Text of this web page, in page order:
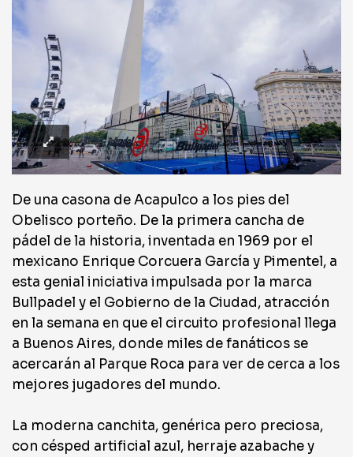
De una casona de Acapulco a los pies del
Obelisco porteño. De la primera cancha de
pádel de la historia, inventada en 1969 por el
mexicano Enrique Corcuera García y Pimentel, a
esta genial iniciativa impulsada por la marca
Bullpadel y el Gobierno de la Ciudad, atracción
en la semana en que el circuito profesional llega
a Buenos Aires, donde miles de fanáticos se
acercarán al Parque Roca para ver de cerca a los
mejores jugadores del mundo.
La moderna canchita, genérica pero preciosa,
con césped artificial azul, herraje azabache y